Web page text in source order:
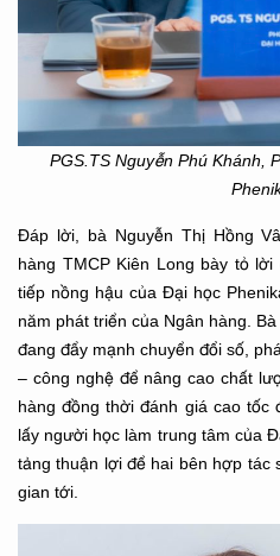
PGS.TS Nguyễn Phú Khánh,
Đáp lời, bà Nguyễn Thị Hồng
hàng TMCP Kiên Long bày tỏ
tiếp nồng hậu của Đại học
năm phát triển của Ngân hàng.
đang đẩy mạnh chuyển đổi số,
– công nghệ để nâng cao chất
hàng đồng thời đánh giá cao tốc
lấy người học làm trung tâm của
tảng thuận lợi để hai bên hợp tác
gian tới.